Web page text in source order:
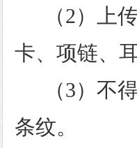
（2）上
卡、项链、
（3）不
条纹。